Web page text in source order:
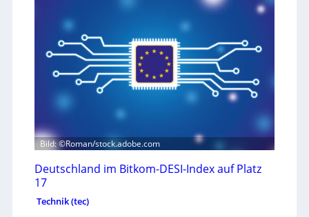
Bild: ©Roman/stock.adobe.com
Deutschland im Bitkom-DESI-Index auf Platz
17
Technik (tec)